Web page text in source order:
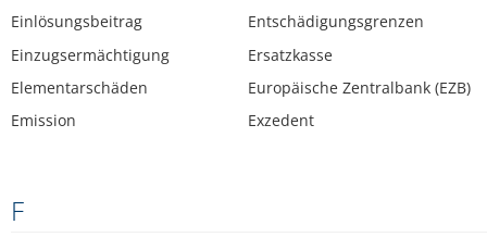
Einlösungsbeitrag
Einzugsermächtigung
Elementarschäden
Emission
Entschädigungsgrenzen
Ersatzkasse
Europäische Zentralbank (EZB)
Exzedent
F